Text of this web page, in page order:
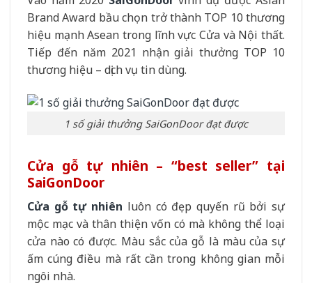
Brand Award bầu chọn trở thành TOP 10 thương
hiệu mạnh Asean trong lĩnh vực Cửa và Nội thất.
Tiếp đến năm 2021 nhận giải thưởng TOP 10
thương hiệu – dịch vụ tin dùng.
1 số giải thưởng SaiGonDoor đạt được
Cửa gỗ tự nhiên – “best seller” tại
SaiGonDoor
Cửa gỗ tự nhiên luôn có đẹp quyến rũ bởi sự
mộc mạc và thân thiện vốn có mà không thể loại
cửa nào có được. Màu sắc của gỗ là màu của sự
ấm cúng điều mà rất cần trong không gian mỗi
ngôi nhà.